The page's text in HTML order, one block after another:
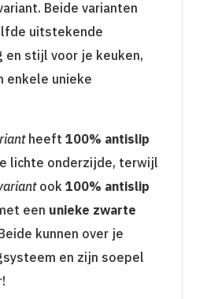
Beide varianten
uitstekende
en stijl voor je keuken,
enkele unieke
heeft 100% antislip
lichte onderzijde, terwijl
ook 100% antislip
een unieke zwarte
kunnen over je
en zijn soepel